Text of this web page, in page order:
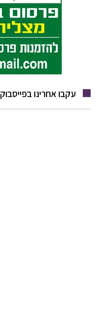
עקבו אחרינו בפייסבוק